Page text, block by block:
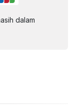
dalam